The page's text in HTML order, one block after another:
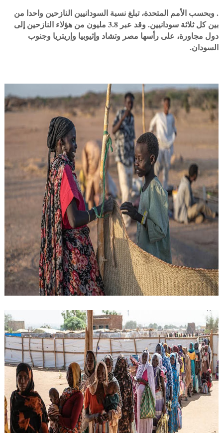
. وبحسب الأمم المتحدة، تبلغ نسبة السودانيين النازحين واحدا من
بين كل ثلاثة سودانيين. وقد عبر 3.8 مليون من هؤلاء النازحين إلى
دول مجاورة، على رأسها مصر وتشاد وإثيوبيا وإريتريا وجنوب
السودان.